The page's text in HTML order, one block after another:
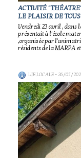
ACTIVITÉ
LE PLAISIR DE TOUS
Vendredi 23 avril , dans
présentait à l'école
,organisée par
résidents de la MARPA
VIE LOCALE- 26/05/